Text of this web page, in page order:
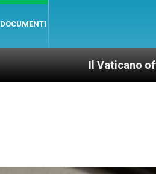
DOCUMENTI
Il Vaticano offre 20 punti